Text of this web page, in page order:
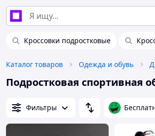
Кроссовки подростковые
Каталог товаров Одежда и обувь
Подростковая спортивная
Фильтры